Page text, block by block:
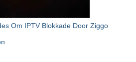
Om IPTV Blokkade Door Ziggo